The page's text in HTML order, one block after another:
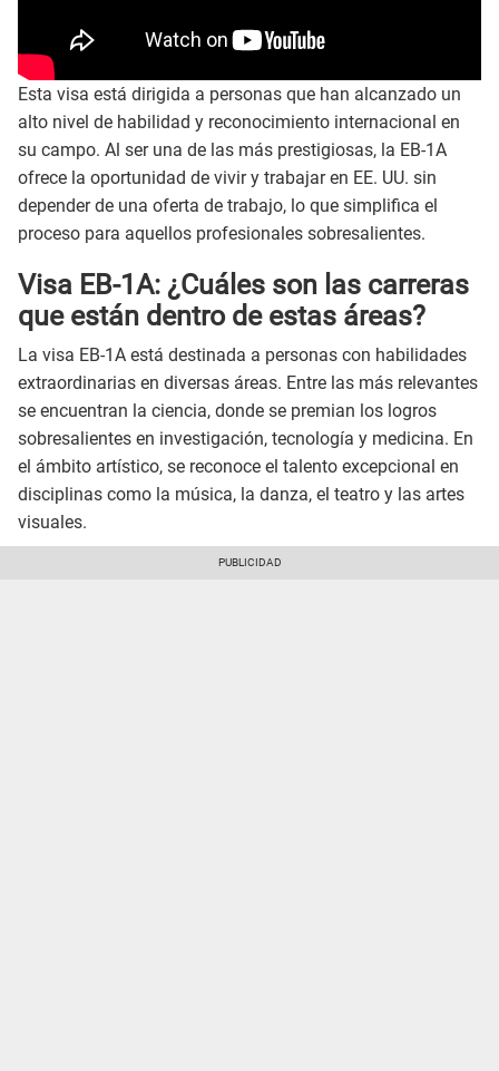
Esta visa está dirigida a personas que han alcanzado un
alto nivel de habilidad y reconocimiento internacional en
su campo. Al ser una de las más prestigiosas, la EB-1A
ofrece la oportunidad de vivir y trabajar en EE. UU. sin
depender de una oferta de trabajo, lo que simplifica el
proceso para aquellos profesionales sobresalientes.
Visa EB-1A: ¿Cuáles son las carreras
que están dentro de estas áreas?
La visa EB-1A está destinada a personas con habilidades
extraordinarias en diversas áreas. Entre las más relevantes
se encuentran la ciencia, donde se premian los logros
sobresalientes en investigación, tecnología y medicina. En
el ámbito artístico, se reconoce el talento excepcional en
disciplinas como la música, la danza, el teatro y las artes
visuales.